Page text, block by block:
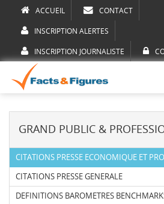
ACCUEIL CONTACT
INSCRIPTION ALERTES
INSCRIPTION JOURNALISTE
GRAND PUBLIC &
CITATIONS PRESSE ECONOMIQUE ET
CITATIONS PRESSE GENERALE
DEFINITIONS BAROMETRES